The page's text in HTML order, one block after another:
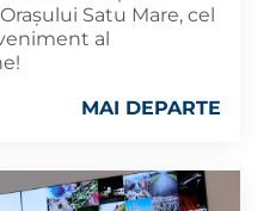
Satu Mare, cel
al
MAI DEPARTE